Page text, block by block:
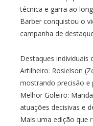
técnica e garra ao
Barber conquistou o
campanha de
Destaques individuais
Artilheiro: Rosielson
mostrando precisão e
Melhor Goleiro:
atuações decisivas e
Mais uma edição que